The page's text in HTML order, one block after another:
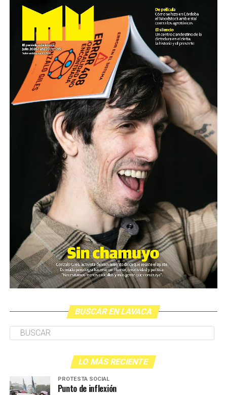
Foto: Nacho Yuchark
Descargar el programa
La reproducción de este programa es libre. Sólo tenés
que mandar un mail a
infolavaca@yahoo.com.arpara
emitir todos los programas de Decí MU
BUSCAR EN LAVACA
LO MÁS RECIENTE
PROTESTA SOCIAL
Punto de inflexión